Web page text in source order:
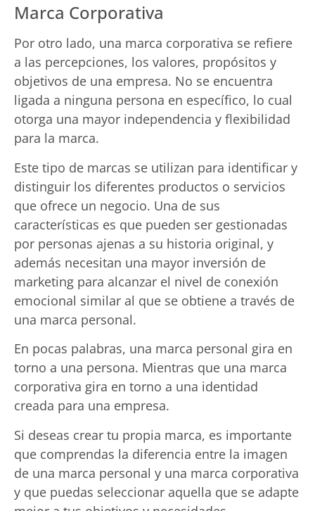
Marca Corporativa
Por otro lado, una marca corporativa se refiere
a las percepciones, los valores, propósitos y
objetivos de una empresa. No se encuentra
ligada a ninguna persona en específico, lo cual
otorga una mayor independencia y flexibilidad
para la marca.
Este tipo de marcas se utilizan para identificar y
distinguir los diferentes productos o servicios
que ofrece un negocio. Una de sus
características es que pueden ser gestionadas
por personas ajenas a su historia original, y
además necesitan una mayor inversión de
marketing para alcanzar el nivel de conexión
emocional similar al que se obtiene a través de
una marca personal.
En pocas palabras, una marca personal gira en
torno a una persona. Mientras que una marca
corporativa gira en torno a una identidad
creada para una empresa.
Si deseas crear tu propia marca, es importante
que comprendas la diferencia entre la imagen
de una marca personal y una marca corporativa
y que puedas seleccionar aquella que se adapte